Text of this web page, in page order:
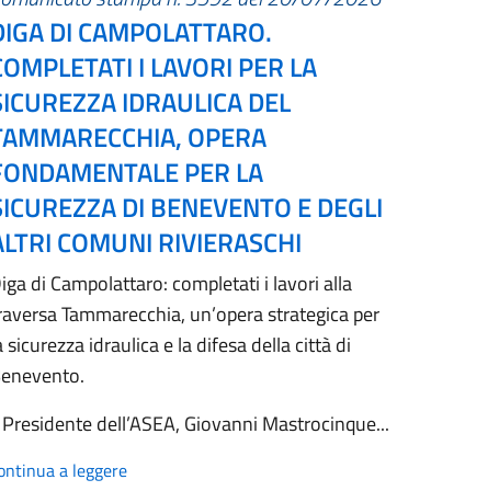
DI CAMPOLATTARO.
I LAVORI PER LA
IDRAULICA DEL
OPERA
PER LA
DI BENEVENTO E DEGLI
COMUNI RIVIERASCHI
di Campolattaro: completati i lavori alla
Tammarecchia, un’opera strategica per
sicurezza idraulica e la difesa della città di
dell’ASEA, Giovanni Mastrocinque...
a leggere